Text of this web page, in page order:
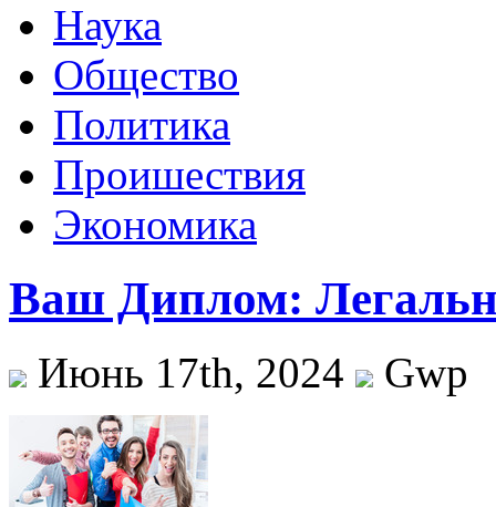
Наука
Общество
Политика
Проишествия
Экономика
Ваш Диплом:
Июнь 17th, 2024 Gwp